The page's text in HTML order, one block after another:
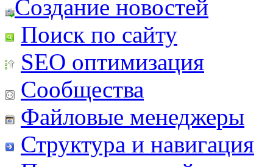
Создание новостей
Поиск по сайту
SEO оптимизация
Сообщества
Файловые менеджеры
Структура и навигация